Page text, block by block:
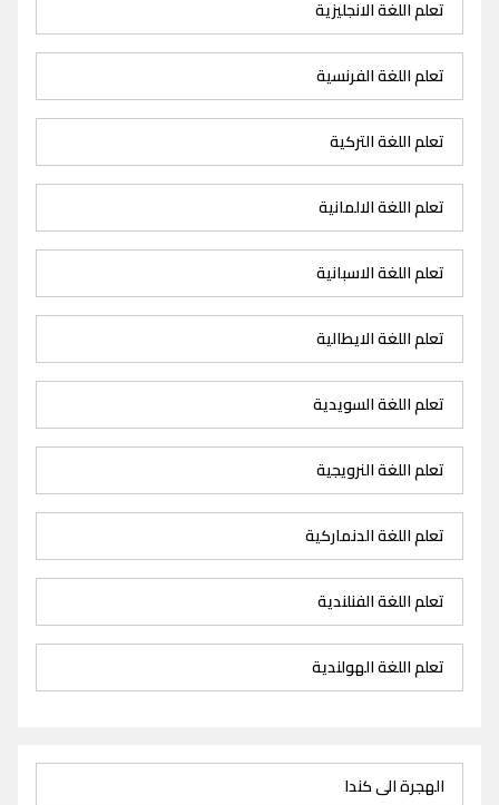
تعلم اللغة الانجليزية
تعلم اللغة الفرنسية
تعلم اللغة التركية
تعلم اللغة الالمانية
تعلم اللغة الاسبانية
تعلم اللغة الايطالية
تعلم اللغة السويدية
تعلم اللغة النرويجية
تعلم اللغة الدنماركية
تعلم اللغة الفنلندية
تعلم اللغة الهولندية
الهجرة الى كندا